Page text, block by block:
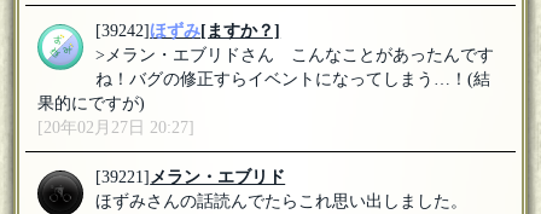
[39242]ほずみ[ますか？]
>メラン・エブリドさん こんなことがあったんです
ね！バグの修正すらイベントになってしまう…！(結
果的にですが)
[20年02月27日 20:27]
[39221]メラン・エブリド
ほずみさんの話読んでたらこれ思い出しました。